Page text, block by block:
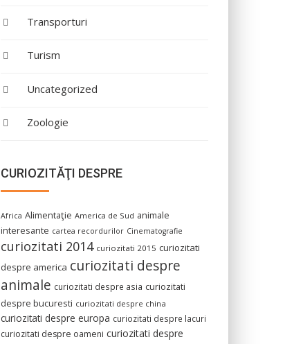
Transporturi
Turism
Uncategorized
Zoologie
CURIOZITĂŢI DESPRE
Africa Alimentaţie America de Sud animale
interesante cartea recordurilor Cinematografie
curiozitati 2014 curiozitati 2015 curiozitati
despre america curiozitati despre
animale curiozitati despre asia curiozitati
despre bucuresti curiozitati despre china
curiozitati despre europa curiozitati despre lacuri
curiozitati despre oameni curiozitati despre